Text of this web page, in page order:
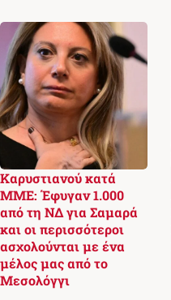
Καρυστιανού κατά
ΜΜΕ: Έφυγαν 1.000
από τη ΝΔ για Σαμαρά
και οι περισσότεροι
ασχολούνται με ένα
μέλος μας από το
Μεσολόγγι